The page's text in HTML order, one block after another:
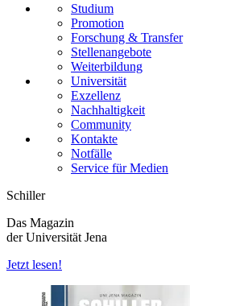
Studium
Promotion
Forschung & Transfer
Stellenangebote
Weiterbildung
Universität
Exzellenz
Nachhaltigkeit
Community
Kontakte
Notfälle
Service für Medien
Schiller
Das Magazin
der Universität Jena
Jetzt lesen!